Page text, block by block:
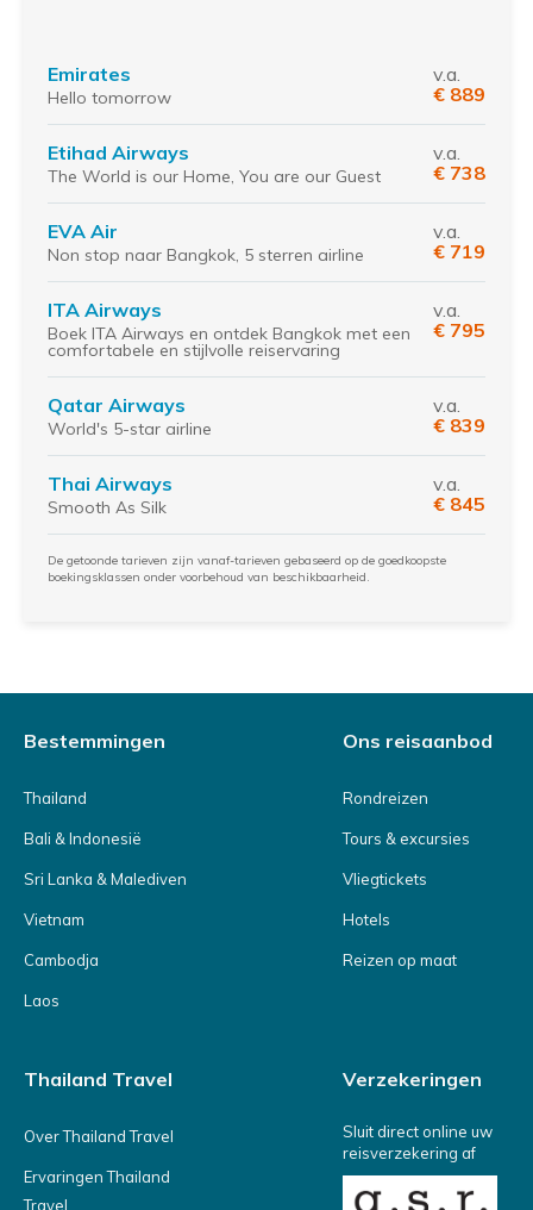
Emirates
Hello tomorrow
v.a.
€ 889
Etihad Airways
The World is our Home, You are our Guest
v.a.
€ 738
EVA Air
Non stop naar Bangkok, 5 sterren airline
v.a.
€ 719
ITA Airways
Boek ITA Airways en ontdek Bangkok met een
comfortabele en stijlvolle reiservaring
v.a.
€ 795
Qatar Airways
World's 5-star airline
v.a.
€ 839
Thai Airways
Smooth As Silk
v.a.
€ 845
De getoonde tarieven zijn vanaf-tarieven gebaseerd op de goedkoopste
boekingsklassen onder voorbehoud van beschikbaarheid.
Bestemmingen
Thailand
Bali & Indonesië
Sri Lanka & Malediven
Vietnam
Cambodja
Laos
Ons reisaanbod
Rondreizen
Tours & excursies
Vliegtickets
Hotels
Reizen op maat
Thailand Travel
Over Thailand Travel
Ervaringen Thailand
Travel
Verzekeringen
Sluit direct online uw
reisverzekering af